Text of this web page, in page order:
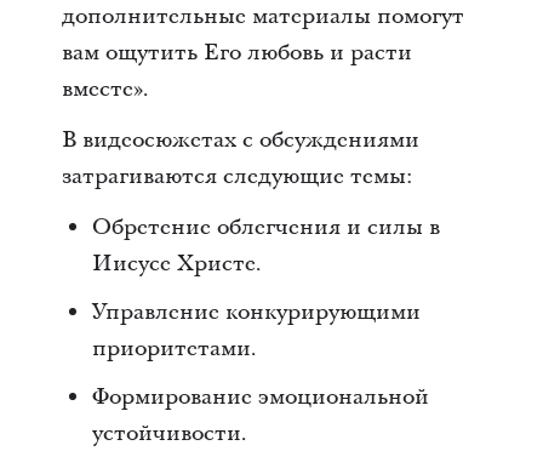
дополнительные материалы помогут
вам ощутить Его любовь и расти
вместе».
В видеосюжетах с обсуждениями
затрагиваются следующие темы:
Обретение облегчения и силы в
Иисусе Христе.
Управление конкурирующими
приоритетами.
Формирование эмоциональной
устойчивости.